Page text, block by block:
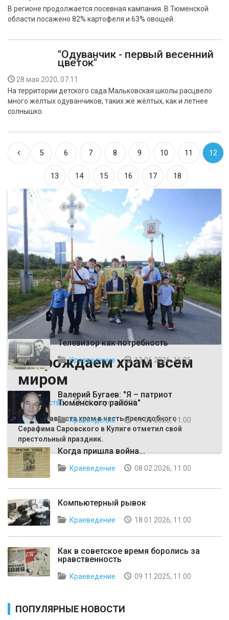
В регионе продолжается посевная кампания. В Тюменской
области посажено 82% картофеля и 63% овощей.
"Одуванчик - первый весенний
цветок"
28 мая 2020, 07:11
На территории детского сада Мальковская школы расцвело
много жёлтых одуванчиков, таких же жёлтых, как и летнее
солнышко.
5 6 7 8 9 10 11 12
13 14 15 16 17 18
Возрождаем храм всем
миром
Общество
04 августа 2026
Первого августа храм в честь преподобного
Серафима Саровского в Кулиге отметил свой
престольный праздник.
ВЫБОР РЕДАКЦИИ
Телевизор как потребность
Краеведение 13 06 2026, 16:35
Валерий Бугаев: "Я – патриот
Тюменского района"
Краеведение 19 04 2026, 11:00
Когда пришла война...
Краеведение 08 02 2026, 11:00
Компьютерный рывок
Краеведение 18 01 2026, 11:00
Как в советское время боролись за
нравственность
Краеведение 09 11 2025, 11:00
ПОПУЛЯРНЫЕ НОВОСТИ